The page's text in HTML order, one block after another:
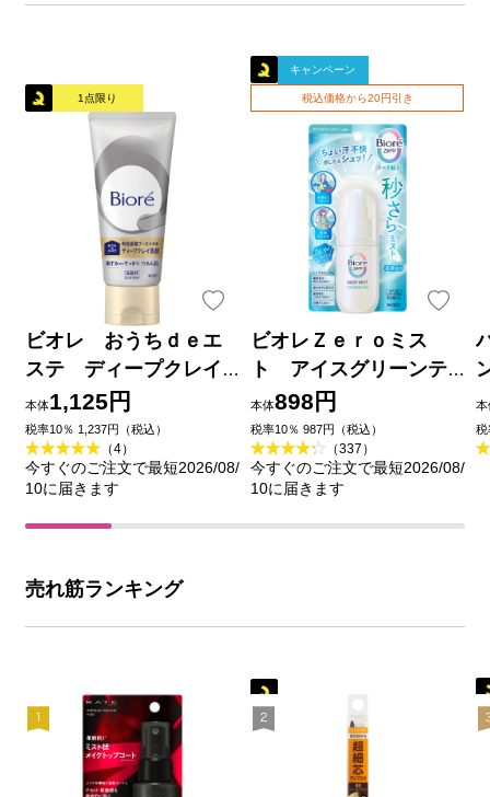
1点限り
ビオレ おうちｄｅエ
ステ ディープクレイ
洗顔 １８０ｇ 花王
本体1,125円
税率10％ 1,237円（税込）
（4）
今すぐのご注文で最短2026/08/
10に届きます
キャンペーン
税込価格から20円引き
ビオレＺｅｒｏミス
ト アイスグリーンテ
ィーの香り ６０ｍＬ 花
王
本体898円
税率10％ 987円（税込）
（337）
今すぐのご注文で最短2026/08/
10に届きます
本
税
売れ筋ランキング